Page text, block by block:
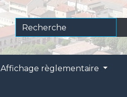
Affichage règlementaire